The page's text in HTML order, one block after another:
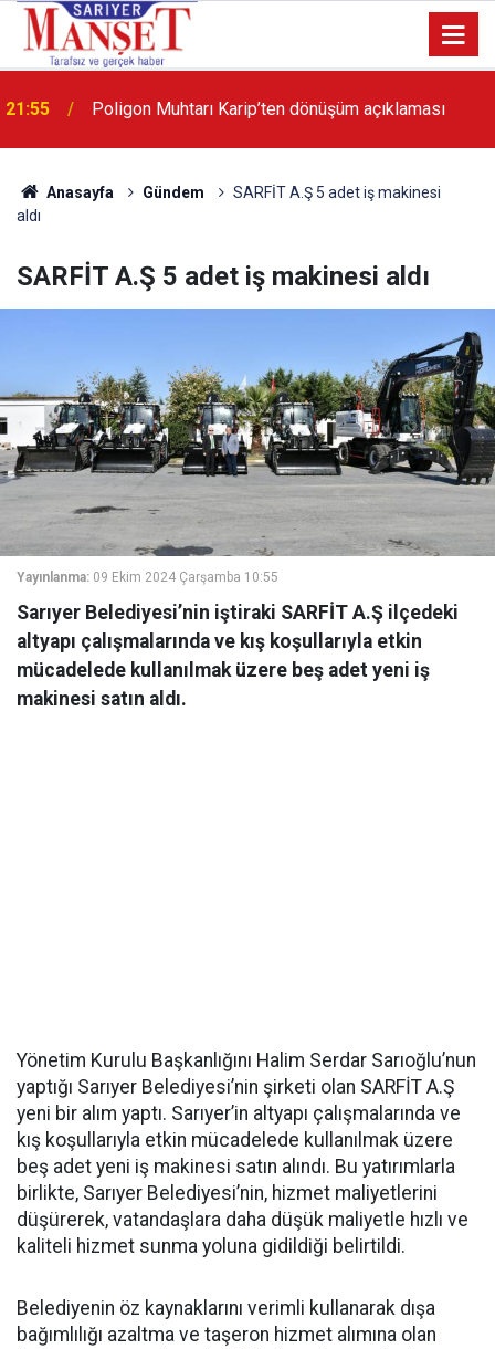
13:36 'Poligon'da İstanbul'a örnek proje gerçekleştirilecek'
Anasayfa Gündem
SARFİT A.Ş 5 adet iş makinesi
aldı
SARFİT A.Ş 5 adet iş makinesi aldı
Yayınlanma: 09 Ekim 2024 Çarşamba 10:55
Sarıyer Belediyesi’nin iştiraki SARFİT A.Ş ilçedeki
altyapı çalışmalarında ve kış koşullarıyla etkin
mücadelede kullanılmak üzere beş adet yeni iş
makinesi satın aldı.
Yönetim Kurulu Başkanlığını Halim Serdar Sarıoğlu’nun
yaptığı Sarıyer Belediyesi’nin şirketi olan SARFİT A.Ş
yeni bir alım yaptı. Sarıyer’in altyapı çalışmalarında ve
kış koşullarıyla etkin mücadelede kullanılmak üzere
beş adet yeni iş makinesi satın alındı. Bu yatırımlarla
birlikte, Sarıyer Belediyesi’nin, hizmet maliyetlerini
düşürerek, vatandaşlara daha düşük maliyetle hızlı ve
kaliteli hizmet sunma yoluna gidildiği belirtildi.
Belediyenin öz kaynaklarını verimli kullanarak dışa
bağımlılığı azaltma ve taşeron hizmet alımına olan